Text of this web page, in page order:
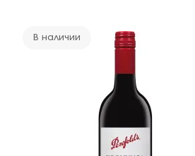
В наличии